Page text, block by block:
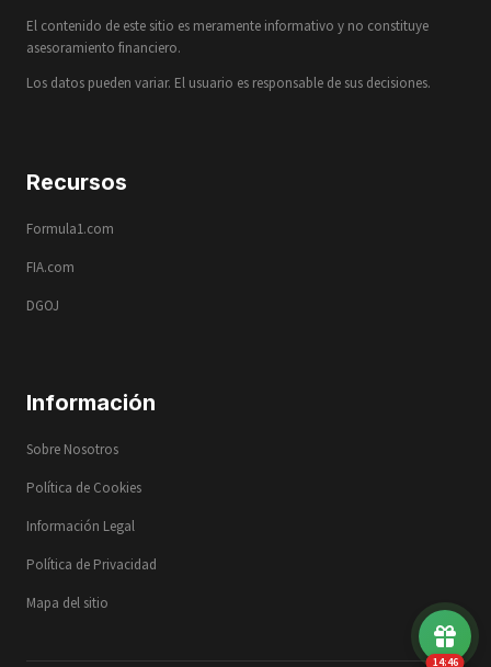
El contenido de este sitio es meramente informativo y no constituye
asesoramiento financiero.
Los datos pueden variar. El usuario es responsable de sus decisiones.
Recursos
Formula1.com
FIA.com
DGOJ
Información
Sobre Nosotros
Política de Cookies
Información Legal
Política de Privacidad
Mapa del sitio
14:45